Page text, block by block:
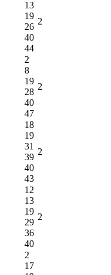
13
19
26
40
44
2
2
8
19
28
40
47
2
18
19
31
39
40
43
2
12
13
19
29
36
40
2
2
17